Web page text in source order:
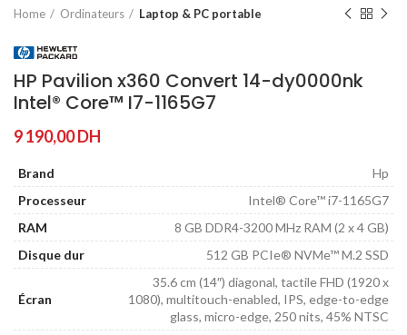
Home Ordinateurs Laptop & PC portable
HP Pavilion x360 Convert 14-dy0000nk
Intel® Core™ I7-1165G7
9 190,00DH
Brand
Hp
Processeur
Intel® Core™ i7-1165G7
RAM
8 GB DDR4-3200 MHz RAM (2 x 4 GB)
Disque dur
512 GB PCIe® NVMe™ M.2 SSD
Écran
35.6 cm (14″) diagonal, tactile FHD (1920 x
1080), multitouch-enabled, IPS, edge-to-edge
glass, micro-edge, 250 nits, 45% NTSC